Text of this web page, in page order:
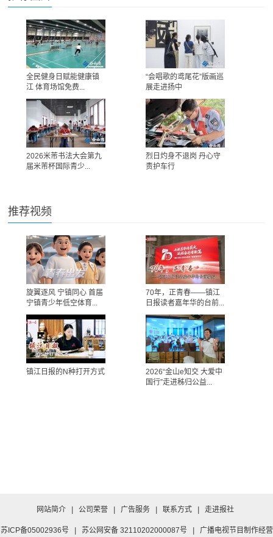
全民健身日赋能健康镇
江 体育场馆免费...
“会唱歌的鸢尾花”版画巡
展走进扬中
2026米芾书法大会第九
届米芾杯国际青少...
烈日灼身不退岗 丹心守
责护车行
推荐视频
旋翼逐风 宁镇同心 首届
宁镇青少年低空体育...
70年，正青春——镇江
日报读者嘉年华的台前...
镇江日报的N种打开方式
2026“金山e知交 大爱中
国行”走进秭归公益...
网站简介 | 公司荣誉 | 广告服务 | 联系方式 | 走进报社
苏ICP备05002936号 | 苏公网安备 32110202000087号 |
广播电视节目制作经营